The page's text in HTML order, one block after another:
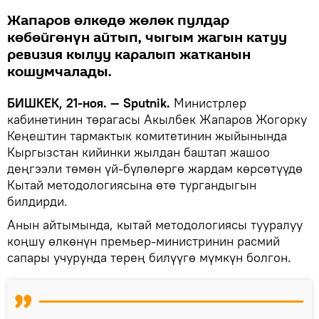
Жапаров өлкөдө жөлөк пулдар
көбөйгөнүн айтып, чыгым жагын катуу
ревизия кылуу каралып жатканын
кошумчалады.
БИШКЕК, 21-ноя. — Sputnik. Министрлер
кабинетинин төрагасы Акылбек Жапаров Жогорку
Кеңештин тармактык комитетинин жыйынында
Кыргызстан кийинки жылдан баштап жашоо
деңгээли төмөн үй-бүлөлөргө жардам көрсөтүүдө
Кытай методологиясына өтө тургандыгын
билдирди.
Анын айтымында, кытай методологиясы тууралуу
коңшу өлкөнүн премьер-министринин расмий
сапары учурунда терең билүүгө мүмкүн болгон.